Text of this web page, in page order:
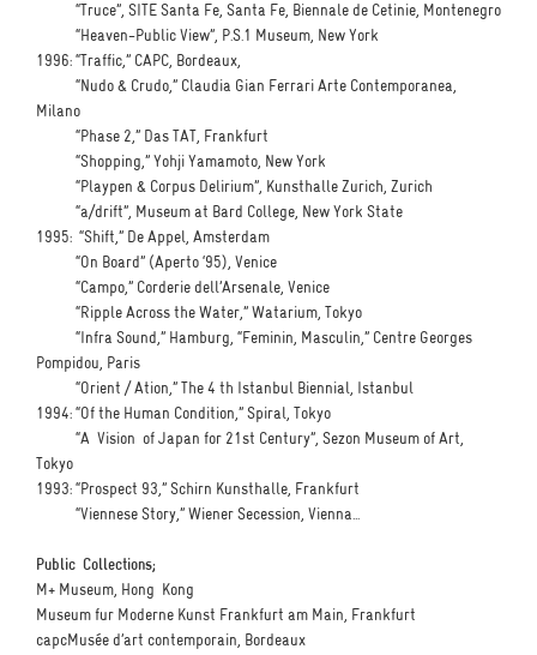
“Truce”, SITE Santa Fe, Santa Fe, Biennale de Cetinie, Montenegro
“Heaven-Public View”, P.S.1 Museum, New York
1996: “Traffic,” CAPC, Bordeaux,
“Nudo & Crudo,” Claudia Gian Ferrari Arte Contemporanea,
Milano
“Phase 2,” Das TAT, Frankfurt
“Shopping,” Yohji Yamamoto, New York
“Playpen & Corpus Delirium”, Kunsthalle Zurich, Zurich
“a/drift”, Museum at Bard College, New York State
1995: “Shift,” De Appel, Amsterdam
“On Board” (Aperto ‘95), Venice
“Campo,” Corderie dell’Arsenale, Venice
“Ripple Across the Water,” Watarium, Tokyo
“Infra Sound,” Hamburg, “Feminin, Masculin,” Centre Georges
Pompidou, Paris
“Orient / Ation,” The 4 th Istanbul Biennial, Istanbul
1994: “Of the Human Condition,” Spiral, Tokyo
“A Vision of Japan for 21st Century”, Sezon Museum of Art,
Tokyo
1993: “Prospect 93,” Schirn Kunsthalle, Frankfurt
“Viennese Story,” Wiener Secession, Vienna...
Public Collections;
M+ Museum, Hong Kong
Museum fur Moderne Kunst Frankfurt am Main, Frankfurt
capcMusée d’art contemporain, Bordeaux